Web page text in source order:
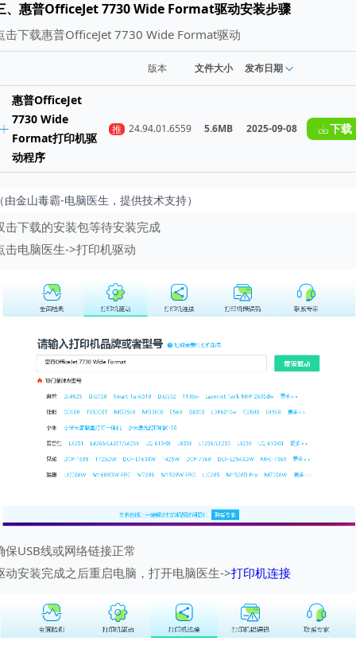
、惠普OfficeJet 7730 Wide Format驱动安装步骤
击下载惠普OfficeJet 7730 Wide Format驱动
版本 文件大小 发布日期
惠普OfficeJet
7730 Wide
Format打印机驱
动程序
推
荐
24.94.01.6559 5.6MB 2025-09-08 下载
由金山毒霸-电脑医生，提供技术支持）
击下载的安装包等待安装完成
击电脑医生->打印机驱动
保USB线或网络链接正常
动安装完成之后重启电脑，打开电脑医生->打印机连接